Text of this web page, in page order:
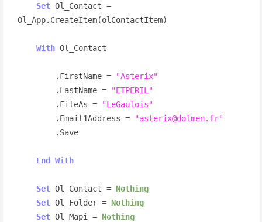
Set Ol_Contact =
Ol_App.CreateItem(olContactItem)
With Ol_Contact
        .FirstName =
"Asterix"
        .LastName =
"ETPERIL"
        .FileAs =
"LeGaulois"
        .Email1Address =
"asterix@dolmen.fr"
End With
Set Ol_Contact = Nothing
Set Ol_Folder = Nothing
Set Ol_Mapi = Nothing